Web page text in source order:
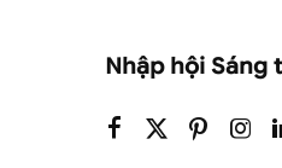
Nhập hội Sáng